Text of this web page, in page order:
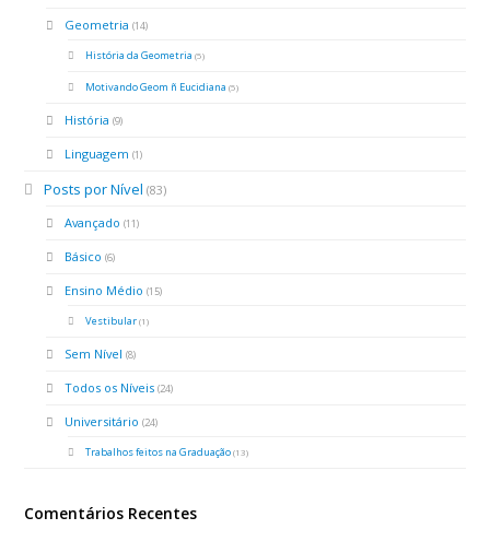
Geometria (14)
História da Geometria (5)
Motivando Geom ñ Eucidiana (5)
História (9)
Linguagem (1)
Posts por Nível (83)
Avançado (11)
Básico (6)
Ensino Médio (15)
Vestibular (1)
Sem Nível (8)
Todos os Níveis (24)
Universitário (24)
Trabalhos feitos na Graduação (13)
Comentários Recentes